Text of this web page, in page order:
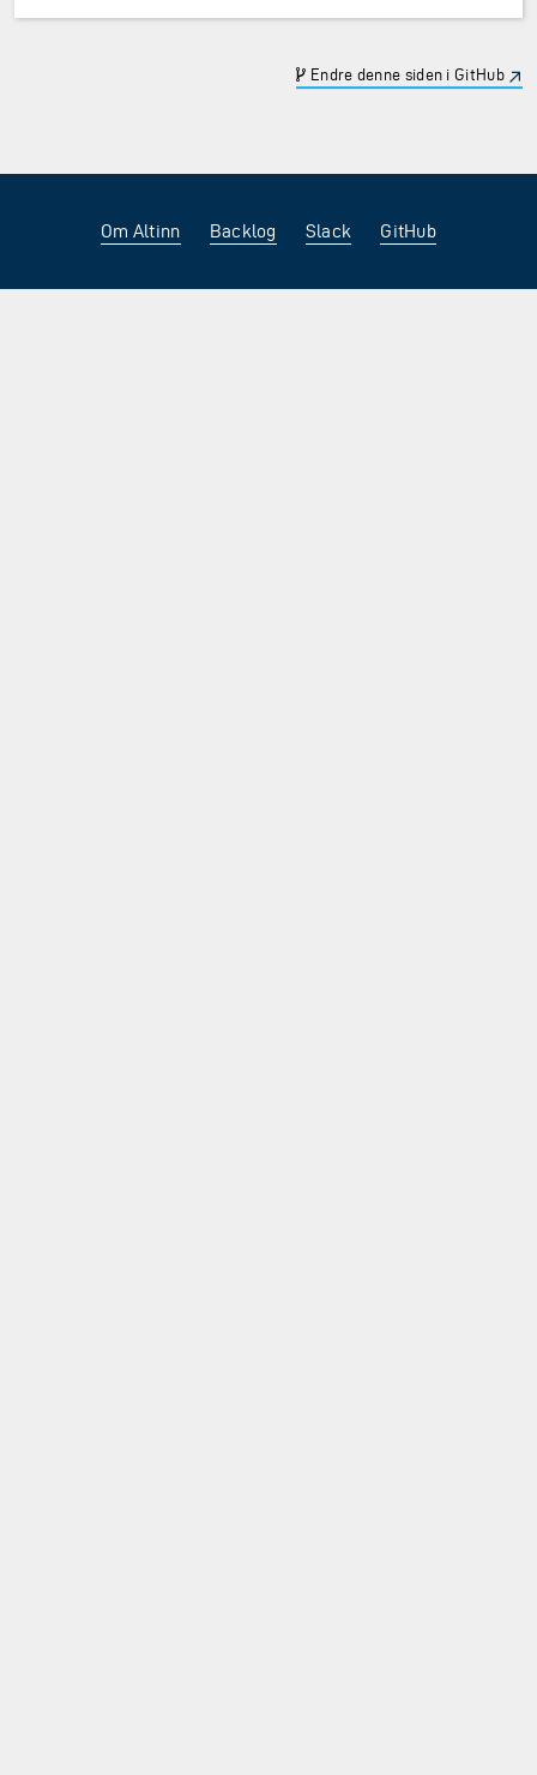
Endre denne siden i GitHub
Om Altinn Backlog Slack GitHub